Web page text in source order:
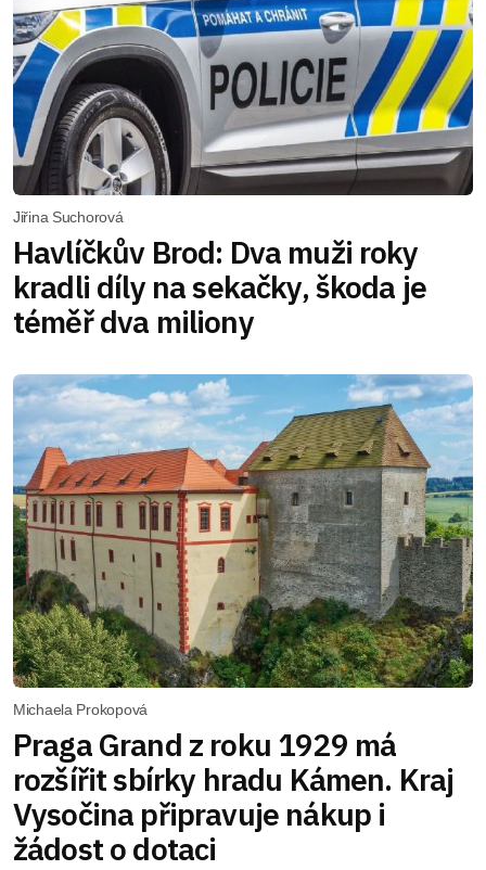
Jiřina Suchorová
Havlíčkův Brod: Dva muži roky
kradli díly na sekačky, škoda je
téměř dva miliony
Michaela Prokopová
Praga Grand z roku 1929 má
rozšířit sbírky hradu Kámen. Kraj
Vysočina připravuje nákup i
žádost o dotaci